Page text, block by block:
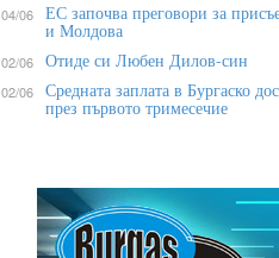
04/06 ЕС започва преговори за
и Молдова
02/06 Отиде си Любен Дилов-син
02/06 Средната заплата в Бургаско
през първото тримесечие